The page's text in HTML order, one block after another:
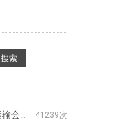
搜索
国际物流-[行通物流]-物流运输会用到哪些设备 41239次